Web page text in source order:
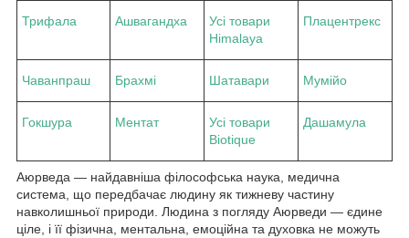
Трифала Ашвагандха
Усі товари
Himalaya
Плацентрекс
Чаванпраш Брахмі Шатавари Мумійо
Гокшура Ментат
Усі товари
Biotique
Дашамула
Аюрведа — найдавніша філософська наука, медична
система, що передбачає людину як тижневу частину
навколишньої природи. Людина з погляду Аюрведи — єдине
ціле, і її фізична, ментальна, емоційна та духовка не можуть